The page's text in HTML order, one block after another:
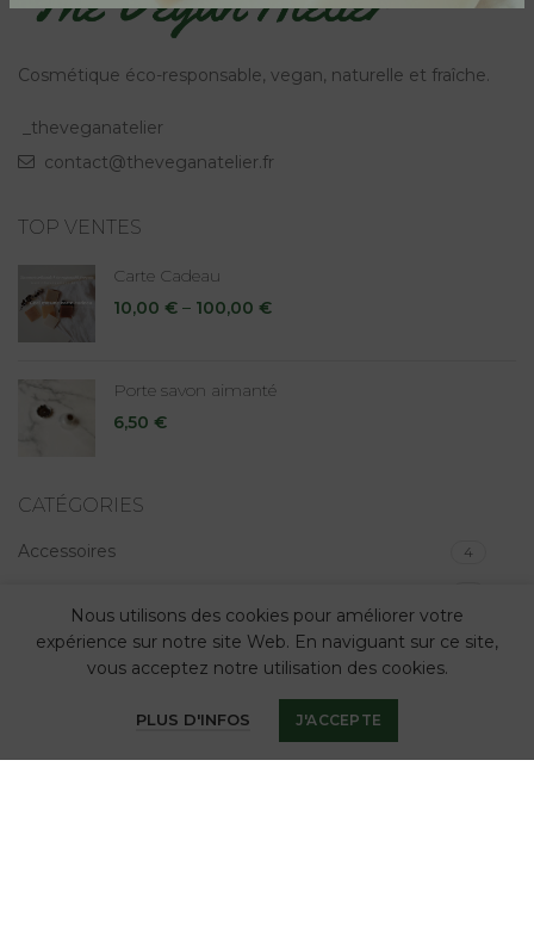
Cosmétique éco-responsable, vegan, naturelle et fraîche.
_theveganatelier
contact@theveganatelier.fr
TOP VENTES
Carte Cadeau
10,00 € – 100,00 €
Porte savon aimanté
6,50 €
CATÉGORIES
Accessoires 4
LIENS UTILES
Nous utilisons des cookies pour améliorer votre
expérience sur notre site Web. En naviguant sur ce site,
vous acceptez notre utilisation des cookies.
PLUS D'INFOS J'ACCEPTE